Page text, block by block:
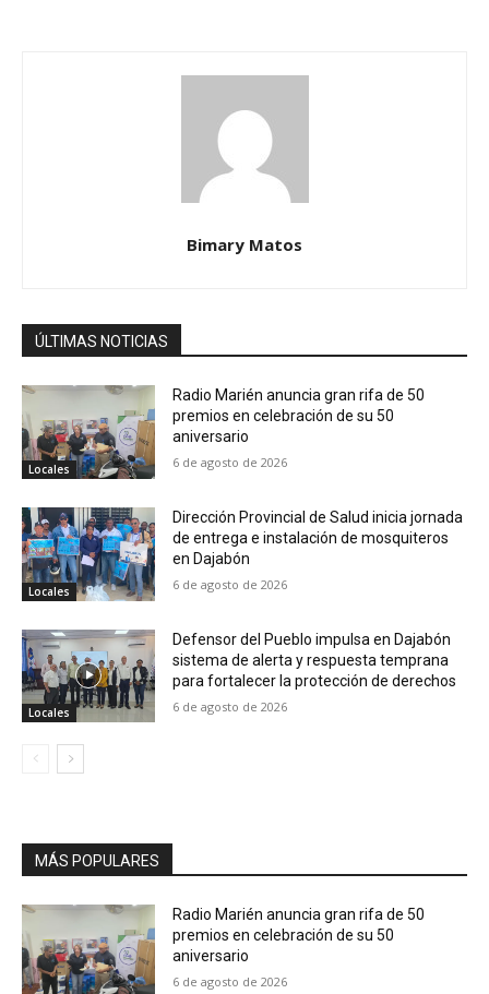
Bimary Matos
ÚLTIMAS NOTICIAS
Locales
Radio Marién anuncia gran rifa de 50
premios en celebración de su 50
aniversario
6 de agosto de 2026
Locales
Dirección Provincial de Salud inicia jornada
de entrega e instalación de mosquiteros
en Dajabón
6 de agosto de 2026
Locales
Defensor del Pueblo impulsa en Dajabón
sistema de alerta y respuesta temprana
para fortalecer la protección de derechos
6 de agosto de 2026
MÁS POPULARES
Radio Marién anuncia gran rifa de 50
premios en celebración de su 50
aniversario
6 de agosto de 2026